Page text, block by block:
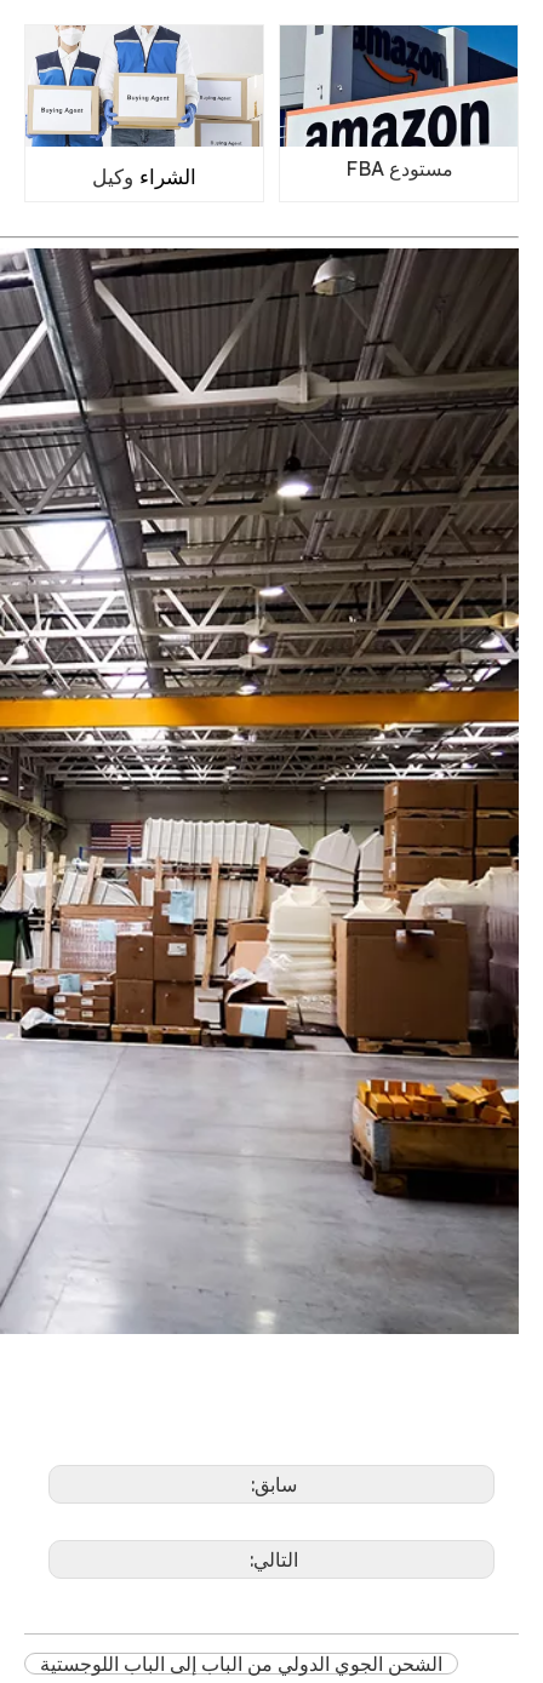
مستودع FBA الشراء وكيل
سابق:
التالي:
الشحن الجوي الدولي من الباب إلى الباب اللوجستية